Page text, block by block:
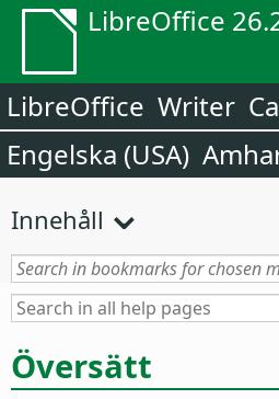
LibreOffice
LibreOffice Writer
Engelska (USA)
Innehåll
Översätt